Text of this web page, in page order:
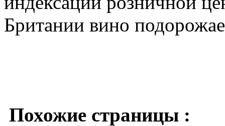
Британии вино
Похожие страницы :